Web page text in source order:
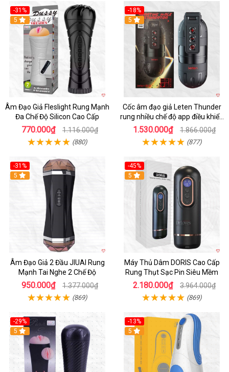
-31%
5
Âm Đạo Giả Fleslight Rung Mạnh
Đa Chế Độ Silicon Cao Cấp
770.000₫ 1.116.000₫
(880)
-18%
5
Cốc âm đạo giả Leten Thunder
rung nhiều chế độ app điều khiển
tiện lợi
1.530.000₫ 1.866.000₫
(877)
-31%
5
Âm Đạo Giả 2 Đầu JIUAI Rung
Mạnh Tai Nghe 2 Chế Độ
950.000₫ 1.377.000₫
(869)
-45%
Hot
5
Máy Thủ Dâm DORIS Cao Cấp
Rung Thụt Sạc Pin Siêu Mềm
2.180.000₫ 3.964.000₫
(869)
-29%
5
-13%
5